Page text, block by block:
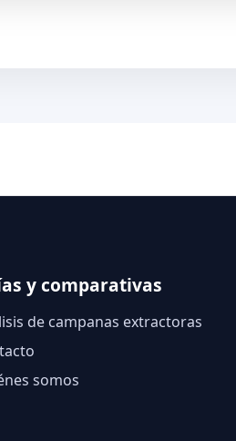
y comparativas
de campanas extractoras
somos